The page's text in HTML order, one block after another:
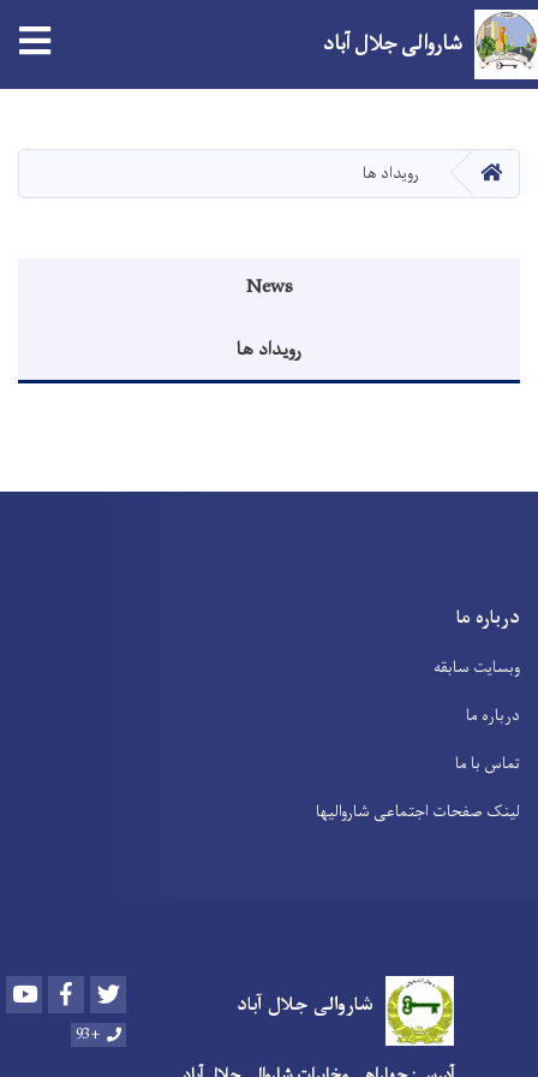
content
شاروالی جلال آباد
صفحه اصلیرویداد ها
News
رویداد ها
درباره ما
وبسایت سابقه
درباره ما
تماس با ما
لینک صفحات اجتماعی شاروالیها
شاروالی جلال آباد Youtube Facebook
+93